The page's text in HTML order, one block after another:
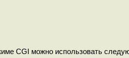
CGI можно использовать